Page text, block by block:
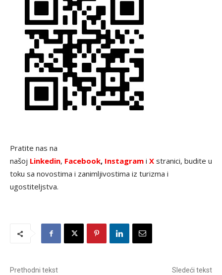
Pratite nas na
našoj Linkedin, Facebook, Instagram i X stranici, budite u
toku sa novostima i zanimljivostima iz turizma i
ugostiteljstva.
Prethodni tekst Sledeći tekst